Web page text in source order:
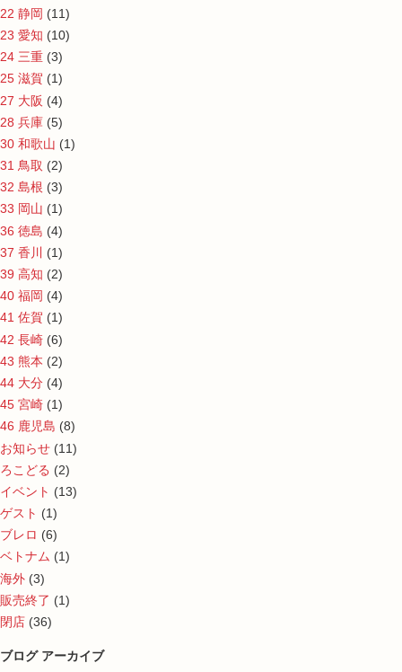
22 静岡 (11)
23 愛知 (10)
24 三重 (3)
25 滋賀 (1)
27 大阪 (4)
28 兵庫 (5)
30 和歌山 (1)
31 鳥取 (2)
32 島根 (3)
33 岡山 (1)
36 徳島 (4)
37 香川
(1)
39 高知 (2)
40 福岡 (4)
41 佐賀 (1)
42 長崎 (6)
43 熊本 (2)
44 大分 (4)
45 宮崎 (1)
46 鹿児島 (8)
お知らせ (11)
ろこどる (2)
イベント (13)
ゲスト (1)
ブレロ (6)
ベトナム (1)
海外 (3)
販売終了 (1)
閉店 (36)
ブログ アーカイブ